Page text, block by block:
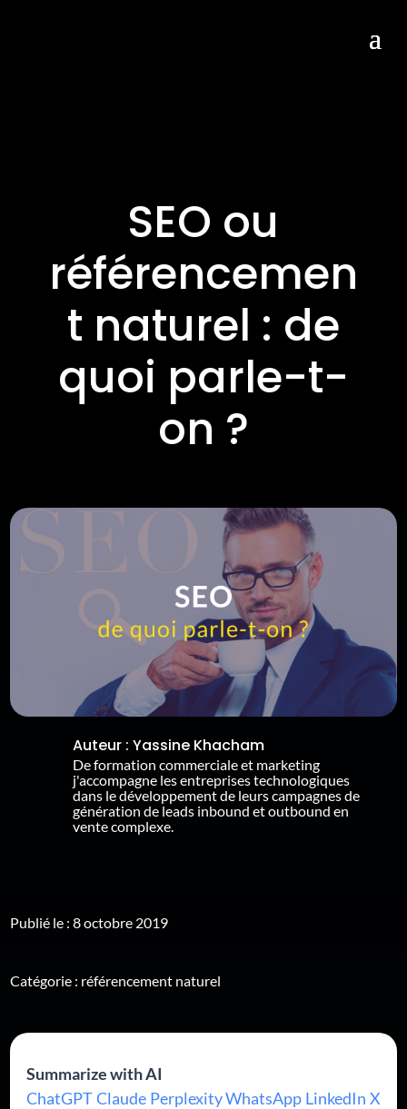
SEO ou
référencemen
t naturel : de
quoi parle-t-
on ?
Auteur : Yassine Khacham
De formation commerciale et marketing
j'accompagne les entreprises technologiques
dans le développement de leurs campagnes de
génération de leads inbound et outbound en
vente complexe.
Publié le : 8 octobre 2019
Catégorie : référencement naturel
Summarize with AI
ChatGPTClaude PerplexityWhatsApp LinkedIn X